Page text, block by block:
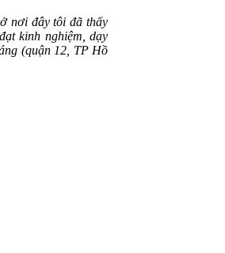
nơi đây tôi đã thấy
kinh nghiệm, dạy
(quận 12, TP Hồ